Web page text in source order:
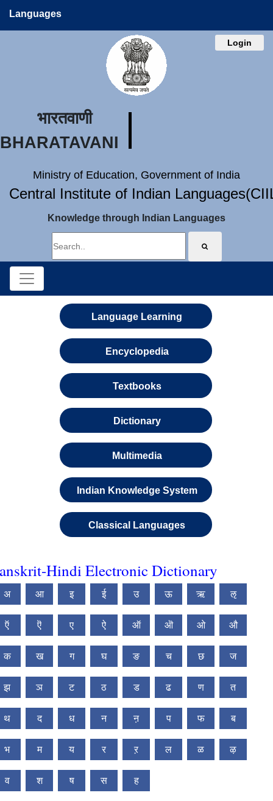
Languages
Login
भारतवाणी
BHARATAVANI
Ministry of Education, Government of India
Central Institute of Indian
Knowledge through Indian Languages
Language Learning
Encyclopedia
Textbooks
Dictionary
Multimedia
Indian Knowledge System
Classical Languages
Hindi Electronic Dictionary
अ आ इ ई उ ऊ ऋ ऌ
ऍ ऎ ए ऐ ऑ ऒ ओ औ
क ख ग घ ङ च छ ज
झ ञ ट ठ ड ढ ण त
थ द ध न ऩ प फ ब
भ म य र ऱ ल ळ ऴ
व श ष स ह